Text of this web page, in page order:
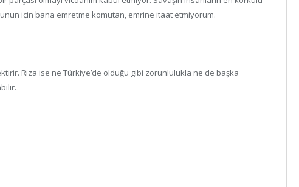
için bana emretme komutan, emrine itaat etmiyorum.
Rıza ise ne Türkiye’de olduğu gibi zorunlulukla ne de başka